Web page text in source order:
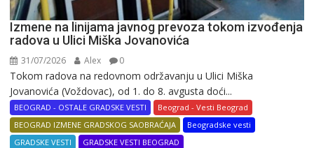
Izmene na linijama javnog prevoza tokom izvođenja
radova u Ulici Miška Jovanovića
31/07/2026 Alex 0
Tokom radova na redovnom održavanju u Ulici Miška
Jovanovića (Voždovac), od 1. do 8. avgusta doći...
BEOGRAD - OSTALE GRADSKE VESTI
Beograd - Vesti Beograd
BEOGRAD IZMENE GRADSKOG SAOBRAĆAJA
Beogradske vesti
GRADSKE VESTI
GRADSKE VESTI BEOGRAD